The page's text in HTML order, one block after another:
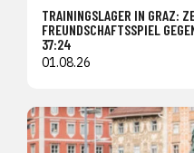
TRAININGSLAGER IN GRAZ:
FREUNDSCHAFTSSPIEL
37:24
01.08.26